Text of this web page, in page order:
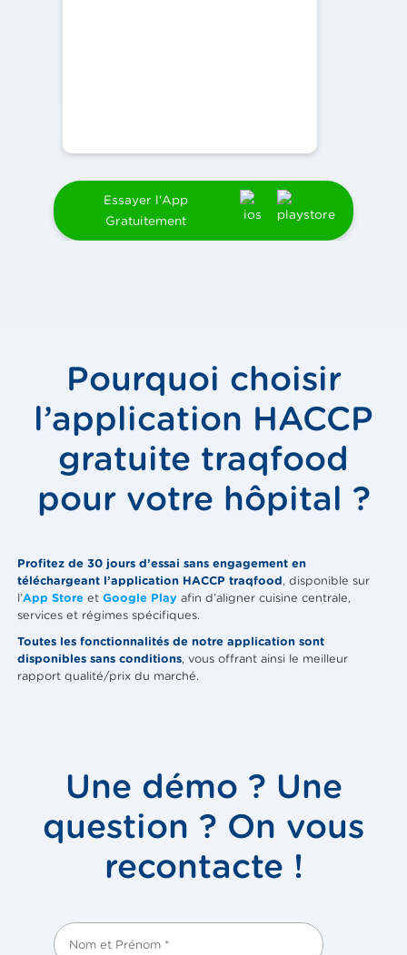
Essayer l'App
Gratuitement
Pourquoi choisir
l’application HACCP
gratuite traqfood
pour votre hôpital ?
Profitez de 30 jours d’essai sans engagement en
téléchargeant l’application HACCP traqfood, disponible sur
l’App Store etGoogle Play afin d’aligner cuisine centrale,
services et régimes spécifiques.
Toutes les fonctionnalités de notre application sont
disponibles sans conditions, vous offrant ainsi le meilleur
rapport qualité/prix du marché.
Une démo ? Une
question ? On vous
recontacte !